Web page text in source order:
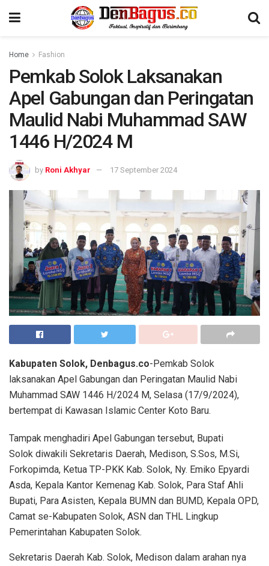
Home Fashion
Pemkab Solok Laksanakan
Apel Gabungan dan Peringatan
Maulid Nabi Muhammad SAW
1446 H/2024 M
by Roni Akhyar 17 September 2024
Kabupaten Solok, Denbagus.co-Pemkab Solok
laksanakan Apel Gabungan dan Peringatan Maulid Nabi
Muhammad SAW 1446 H/2024 M, Selasa (17/9/2024),
bertempat di Kawasan Islamic Center Koto Baru.
Tampak menghadiri Apel Gabungan tersebut, Bupati
Solok diwakili Sekretaris Daerah, Medison, S.Sos, M.Si,
Forkopimda, Ketua TP-PKK Kab. Solok, Ny. Emiko Epyardi
Asda, Kepala Kantor Kemenag Kab. Solok, Para Staf Ahli
Bupati, Para Asisten, Kepala BUMN dan BUMD, Kepala OPD,
Camat se-Kabupaten Solok, ASN dan THL Lingkup
Pemerintahan Kabupaten Solok.
Sekretaris Daerah Kab. Solok, Medison dalam arahan nya